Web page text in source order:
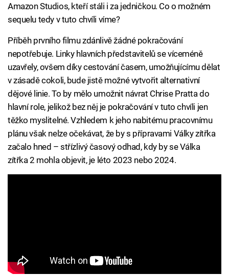
Amazon Studios, kteří stáli i za jedničkou. Co o možném
sequelu tedy v tuto chvíli víme?
Příběh prvního filmu zdánlivě žádné pokračování
nepotřebuje. Linky hlavních představitelů se víceméně
uzavřely, ovšem díky cestování časem, umožňujícímu dělat
v zásadě cokoli, bude jistě možné vytvořit alternativní
dějové linie. To by mělo umožnit návrat Chrise Pratta do
hlavní role, jelikož bez něj je pokračování v tuto chvíli jen
těžko myslitelné. Vzhledem k jeho nabitému pracovnímu
plánu však nelze očekávat, že by s přípravami Války zítřka
začalo hned – střízlivý časový odhad, kdy by se Válka
zítřka 2 mohla objevit, je léto 2023 nebo 2024.